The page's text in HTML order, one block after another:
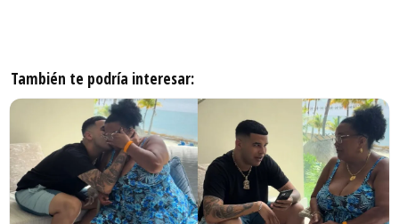
También te podría interesar: